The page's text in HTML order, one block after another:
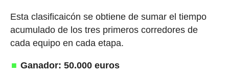
Esta clasificaicón se obtiene de sumar el tiempo
acumulado de los tres primeros corredores de
cada equipo en cada etapa.
Ganador: 50.000 euros